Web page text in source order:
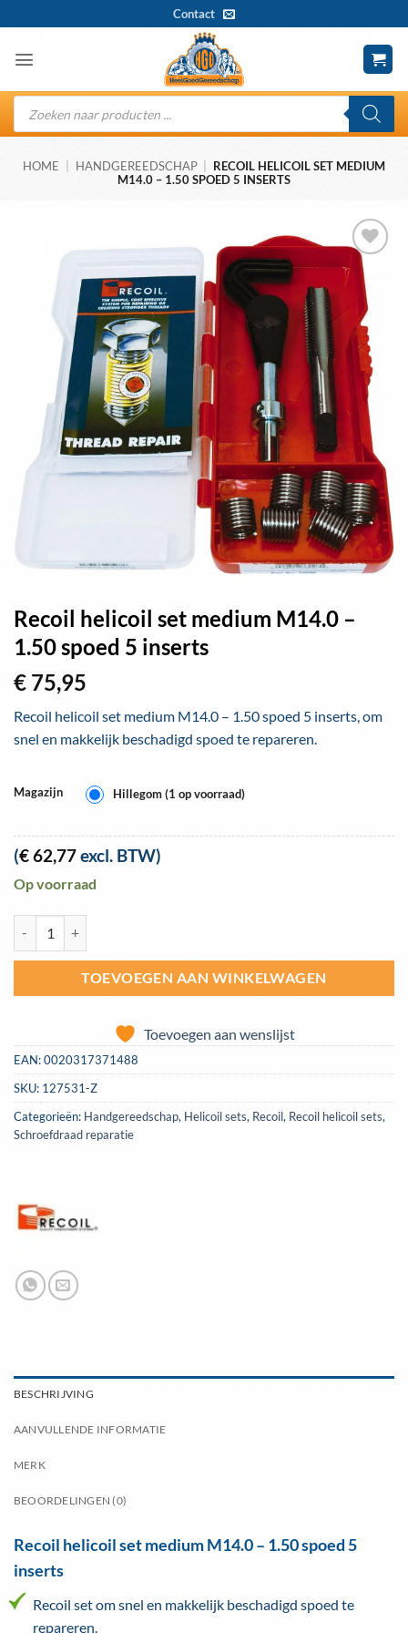
naar
inhoud
Contact
Producten
zoeken
HOME HANDGEREEDSCHAP
RECOIL HELICOIL SET MEDIUM
M14.0 – 1.50 SPOED 5 INSERTS
Toevoegen
aan
wenslijst
Recoil helicoil set medium M14.0 –
1.50 spoed 5 inserts
€ 75,95
Recoil helicoil set medium M14.0 – 1.50 spoed 5 inserts, om
snel en makkelijk beschadigd spoed te repareren.
Magazijn Hillegom (1 op voorraad)
(€62,77excl. BTW)
Op voorraad
TOEVOEGEN AAN WINKELWAGEN
Toevoegen aan wenslijst
EAN:0020317371488
SKU: 127531-Z
Categorieën: Handgereedschap, Helicoil sets, Recoil, Recoil helicoil sets,
Schroefdraad reparatie
BESCHRIJVING
AANVULLENDE INFORMATIE
MERK
BEOORDELINGEN (0)
Recoil helicoil set medium M14.0 – 1.50 spoed 5
inserts
Recoil set om snel en makkelijk beschadigd spoed te
repareren.